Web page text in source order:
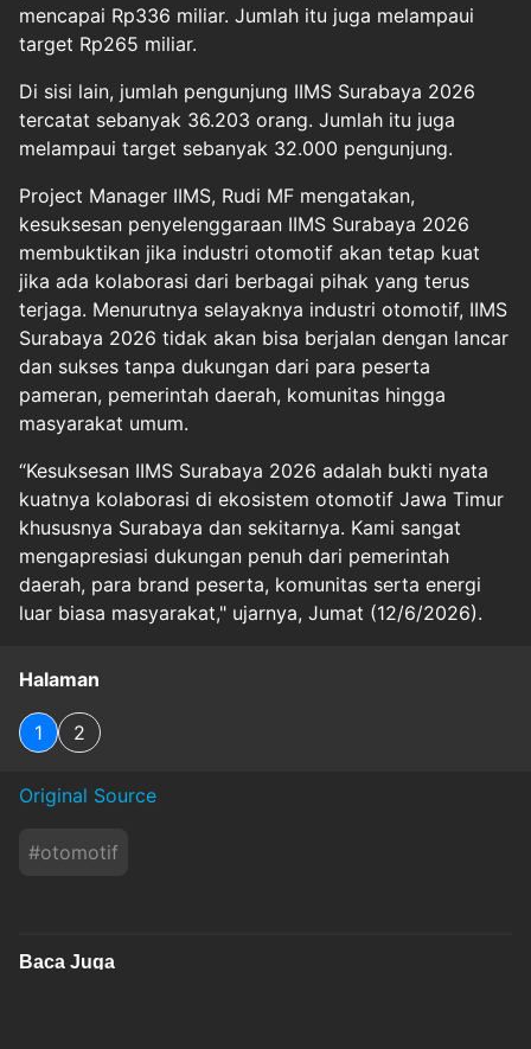
mencapai Rp336 miliar. Jumlah itu juga melampaui
target Rp265 miliar.
Di sisi lain, jumlah pengunjung IIMS Surabaya 2026
tercatat sebanyak 36.203 orang. Jumlah itu juga
melampaui target sebanyak 32.000 pengunjung.
Project Manager IIMS, Rudi MF mengatakan,
kesuksesan penyelenggaraan IIMS Surabaya 2026
membuktikan jika industri otomotif akan tetap kuat
jika ada kolaborasi dari berbagai pihak yang terus
terjaga. Menurutnya selayaknya industri otomotif, IIMS
Surabaya 2026 tidak akan bisa berjalan dengan lancar
dan sukses tanpa dukungan dari para peserta
pameran, pemerintah daerah, komunitas hingga
masyarakat umum.
“Kesuksesan IIMS Surabaya 2026 adalah bukti nyata
kuatnya kolaborasi di ekosistem otomotif Jawa Timur
khususnya Surabaya dan sekitarnya. Kami sangat
mengapresiasi dukungan penuh dari pemerintah
daerah, para brand peserta, komunitas serta energi
luar biasa masyarakat," ujarnya, Jumat (12/6/2026).
Halaman
1 2
Original Source
#otomotif
Baca Juga